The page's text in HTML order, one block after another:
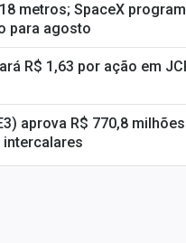
metros; SpaceX
para agosto
R$ 1,63 por ação em
aprova R$ 770,8
intercalares